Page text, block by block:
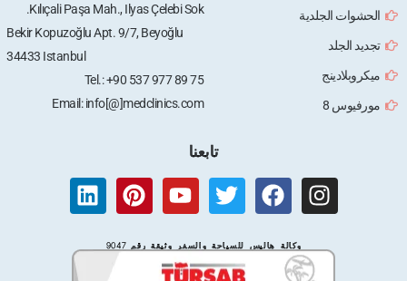
الحشوات الجلدية
تجديد الجلد
ميكروبلادينج
مورفيوس 8
Kılıçali Paşa Mah., Ilyas Çelebi Sok.
Bekir Kopuzoğlu Apt. 9/7, Beyoğlu
34433 Istanbul
Tel.: +90 537 977 89 75
Email: info[@]medclinics.com
تابعنا
I
n
t
F
a
e
T
w
t
Y
o
t
P
i
t
L
i
k
وكالة هاليس للسياحة والسفر وثيقة رقم 9047